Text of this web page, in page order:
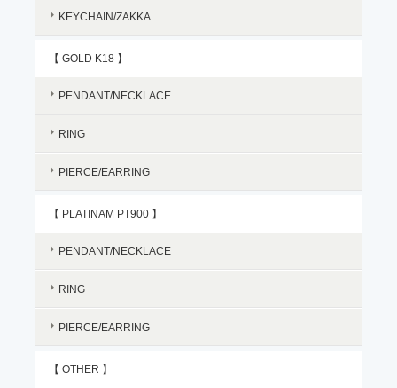
KEYCHAIN/ZAKKA
【 GOLD K18 】
PENDANT/NECKLACE
RING
PIERCE/EARRING
【 PLATINAM PT900 】
PENDANT/NECKLACE
RING
PIERCE/EARRING
【 OTHER 】